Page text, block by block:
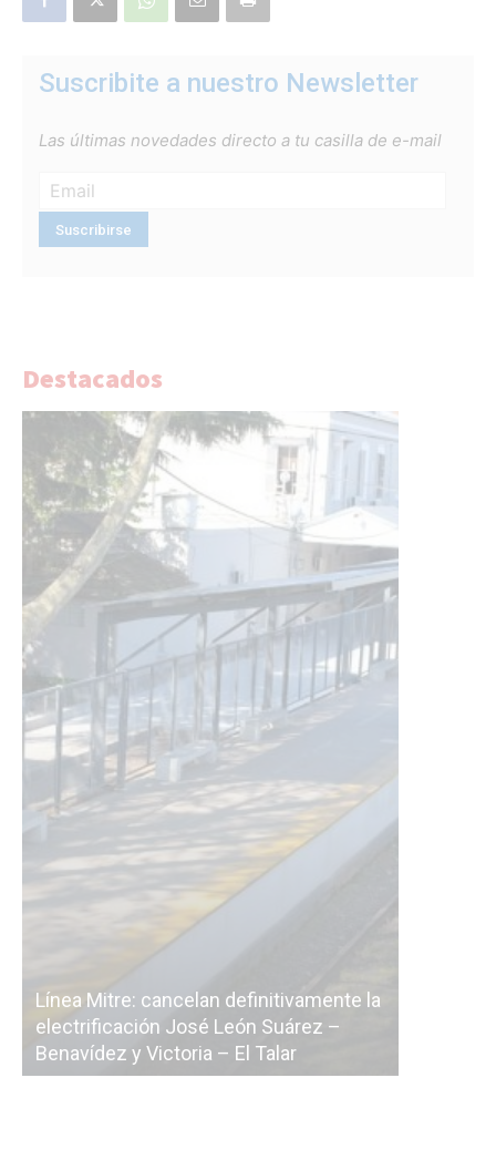
Suscribite a nuestro Newsletter
Las últimas novedades directo a tu casilla de e-mail
Destacados
Mitre: cancelan definitivamente la
José León Suárez –
y Victoria – El Talar